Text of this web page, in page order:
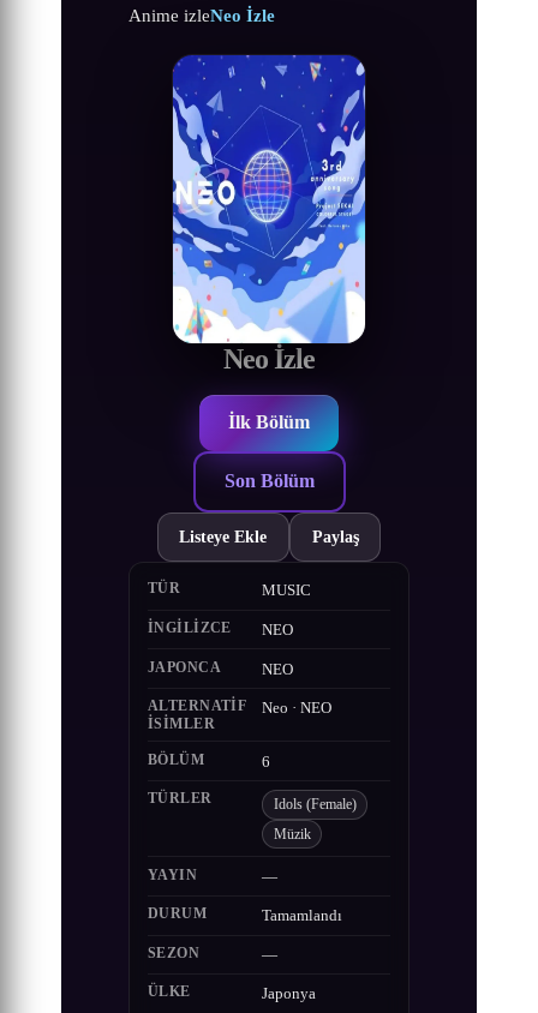
Anime izleNeo İzle
Neo İzle
İlk Bölüm
Son Bölüm
Listeye Ekle Paylaş
TÜR MUSIC
İNGILIZCE NEO
JAPONCA NEO
ALTERNATIF
ISIMLER
Neo · NEO
BÖLÜM 6
TÜRLER Idols (Female)
Müzik
YAYIN —
DURUM Tamamlandı
SEZON —
ÜLKE Japonya